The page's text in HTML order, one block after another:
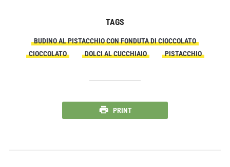
TAGS
BUDINO AL PISTACCHIO CON FONDUTA DI CIOCCOLATO
CIOCCOLATO
DOLCI AL CUCCHIAIO PISTACCHIO
PRINT